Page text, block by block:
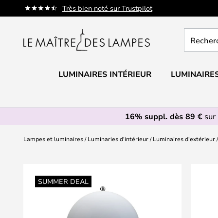
Très bien noté sur Trustpilot
Allez
au
un
LUMINAIRES INTÉRIEUR
16% suppl. dès 89 €sur
Lampes et luminaires Luminaries d'intérieur Luminaires d'extérieur
SUMMER DEAL